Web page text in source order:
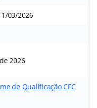
03/2026
2026
de Qualificação CFC